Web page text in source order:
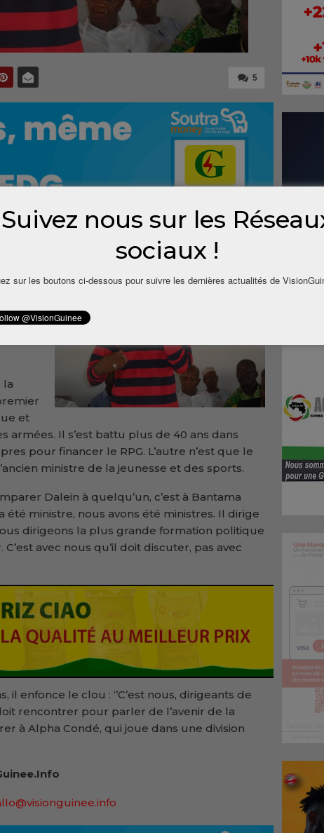
5
du
la
et
armées. Il s’est battu plus de 40 ans dans
pour financer le RPG. L’autre n’est que le
ministre de la jeunesse et des sports.
Dalein à quelqu’un, c’est à Bantama
été ministre, nous avons été ministres. Il dirige
dirigeons la plus grande formation politique
avec nous qu’il doit discuter, pas avec
il enfonce le clou : ‘’C’est nous, dirigeants de
rencontrer pour parler de l’avenir de la
à Alpha Condé, qui joue dans une division
Suivez nous sur les
sociaux !
sur les boutons ci-dessous pour suivre les dernières actualités de